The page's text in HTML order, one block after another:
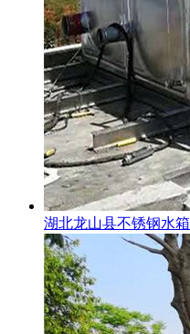
湖北龙山县不锈钢水箱